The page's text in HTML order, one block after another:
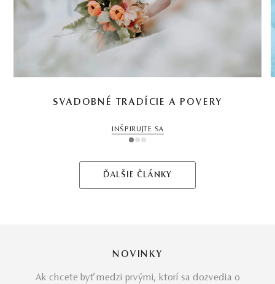
SVADOBNÉ TRADÍCIE A POVERY
INŠPIRUJTE SA
1 2 3
ĎALŠIE ČLÁNKY
NOVINKY
Ak chcete byť medzi prvými, ktorí sa dozvedia o